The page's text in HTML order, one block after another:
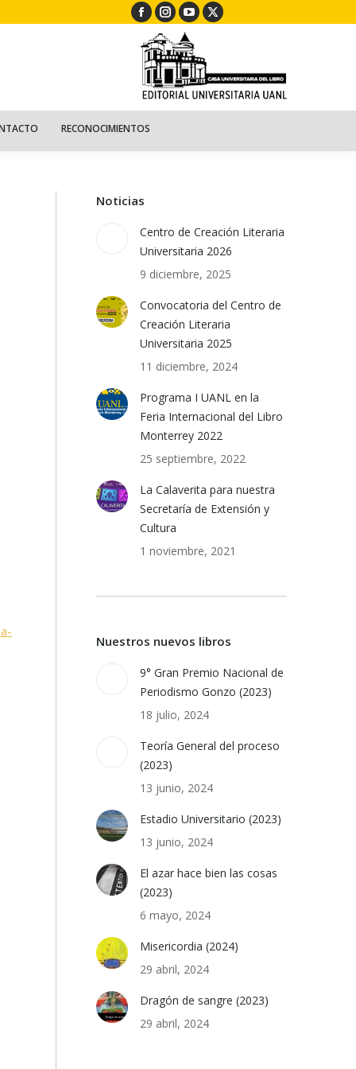
Facebook
page
opens
in
new
window
Instagram
page
opens
in
new
YouTube
page
opens
in
new
X
in
new
RECONOCIMIENTOS
Noticias
Centro de Creación Literaria
Universitaria 2026
9 diciembre, 2025
Convocatoria del Centro de
Creación Literaria
Universitaria 2025
11 diciembre, 2024
Programa I UANL en la
Feria Internacional del Libro
Monterrey 2022
25 septiembre, 2022
La Calaverita para nuestra
Secretaría de Extensión y
Cultura
1 noviembre, 2021
Nuestros nuevos libros
9° Gran Premio Nacional de
Periodismo Gonzo (2023)
18 julio, 2024
Teoría General del proceso
(2023)
13 junio, 2024
Estadio Universitario (2023)
13 junio, 2024
El azar hace bien las cosas
(2023)
6 mayo, 2024
Misericordia (2024)
29 abril, 2024
Dragón de sangre (2023)
29 abril, 2024
NIÑOS CONTACTO RECONOCIMIENTOS